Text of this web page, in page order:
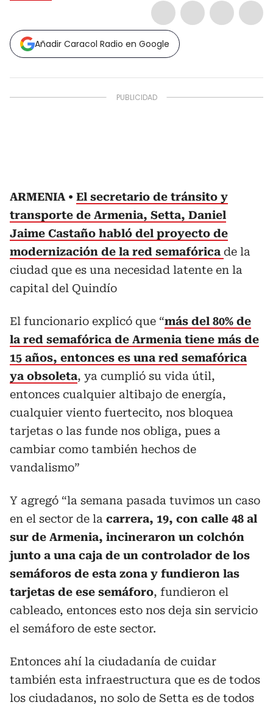
Añadir Caracol Radio en Google
ARMENIA
El secretario de tránsito y
transporte de Armenia, Setta, Daniel
Jaime Castaño habló del proyecto de
modernización de la red semafórica de la
ciudad que es una necesidad latente en la
capital del Quindío
El funcionario explicó que “más del 80% de
la red semafórica de Armenia tiene más de
15 años, entonces es una red semafórica
ya obsoleta, ya cumplió su vida útil,
entonces cualquier altibajo de energía,
cualquier viento fuertecito, nos bloquea
tarjetas o las funde nos obliga, pues a
cambiar como también hechos de
vandalismo”
Y agregó “la semana pasada tuvimos un caso
en el sector de la carrera, 19, con calle 48 al
sur de Armenia, incineraron un colchón
junto a una caja de un controlador de los
semáforos de esta zona y fundieron las
tarjetas de ese semáforo, fundieron el
cableado, entonces esto nos deja sin servicio
el semáforo de este sector.
Entonces ahí la ciudadanía de cuidar
también esta infraestructura que es de todos
los ciudadanos, no solo de Setta es de todos